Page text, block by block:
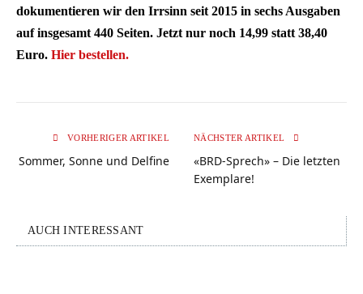
dokumentieren wir den Irrsinn seit 2015 in sechs Ausgaben
auf insgesamt 440 Seiten. Jetzt nur noch 14,99 statt 38,40
Euro. Hier bestellen.
VORHERIGER ARTIKEL
Sommer, Sonne und Delfine
NÄCHSTER ARTIKEL
«BRD-Sprech» – Die letzten
Exemplare!
AUCH INTERESSANT